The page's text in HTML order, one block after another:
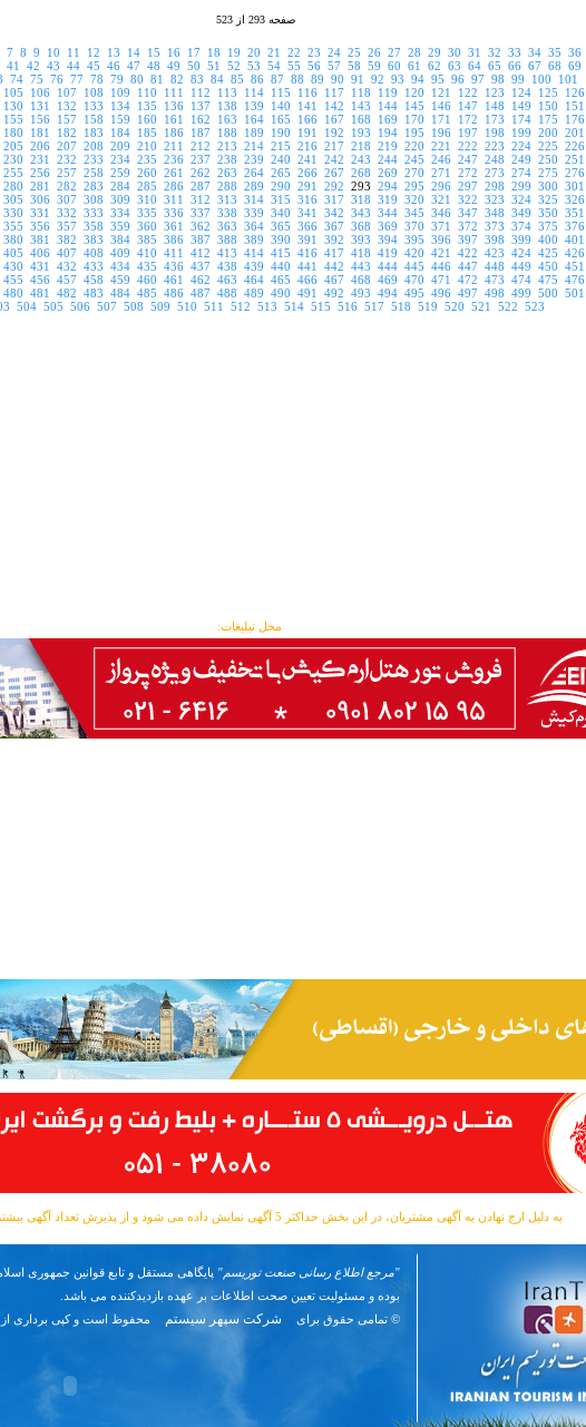
صفحه 293 از 523
7 8 9 10 11 12 13 14 15 16 17 18 19 20 21 22 23 24 25 26 27 28 29 30 31 32 33 34 35 36
41
42 43 44 45 46 47 48 49 50 51 52 53 54 55 56 57 58 59 60 61 62 63 64 65 66 67 68 69
74 75 76 77 78 79 80 81 82 83 84 85 86 87 88 89 90 91 92 93 94 95 96 97 98 99 100
101
105
106 107 108 109 110 111 112 113 114 115 116 117 118 119 120 121 122 123 124 125
126
130
131 132 133 134 135 136 137 138 139 140 141 142 143 144 145 146 147 148 149 150
151
155
156 157 158 159 160 161 162 163 164 165 166 167 168 169 170 171 172 173 174 175
176
180
181 182 183 184 185 186 187 188 189 190 191 192 193 194 195 196 197 198 199 200 201
205 206 207 208 209 210 211 212 213 214 215 216 217 218 219 220 221 222 223 224 225 226
230 231 232 233 234 235 236 237 238 239 240 241 242 243 244 245 246 247 248 249 250 251
255 256 257 258 259 260 261 262 263 264 265 266 267 268 269 270 271 272 273 274 275 276
280 281 282 283 284 285 286 287 288 289 290 291 292 293 294 295 296 297 298 299 300 301
305 306 307 308 309 310 311 312 313 314 315 316 317 318 319 320 321 322 323 324 325 326
330 331 332 333 334 335 336 337 338 339 340 341 342 343 344 345 346 347 348 349 350 351
355 356 357 358 359 360 361 362 363 364 365 366 367 368 369 370 371 372 373 374 375 376
380 381 382 383 384 385 386 387 388 389 390 391 392 393 394 395 396 397 398 399 400 401
405 406 407 408 409 410 411 412 413 414 415 416 417 418 419 420 421 422 423 424 425 426
430 431 432 433 434 435 436 437 438 439 440 441 442 443 444 445 446 447 448 449 450 451
455 456 457 458 459 460 461 462 463 464 465 466 467 468 469 470 471 472 473 474 475 476
480 481 482 483 484 485 486 487 488 489 490 491 492 493 494 495 496 497 498 499 500 501
504 505 506 507 508 509 510 511 512 513 514 515 516 517 518 519 520 521 522 523
محل تبلیغات:
به دلیل ارج نهادن به آگهی مشتریان، در این بخش حداکثر 5 آگهی نمایش داده می شود و از پذیرش تعداد آگهی بیشتر معذوریم.
"مرجع اطلاع رسانی صنعت توریسم" پایگاهی مستقل و تابع قوانین جمهوری
بوده و مسئوليت تعیین صحت اطلاعات بر عهده بازدیدکننده می باشد.
© تمامی حقوق برای
شرکت سپهر سیستم محفوظ است و کپی برداری